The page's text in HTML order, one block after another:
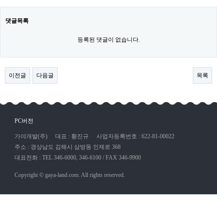
댓글목록
등록된 댓글이 없습니다.
이전글 다음글 목록
PC버전
가야개발(주) 대표 : 황진규
사업자등록번호 : 622-81-00022
주소 : 경상남도 김해시 삼방동 인제로 368
대표전화 : TEL 346-6000, 346-6100 / FAX 346-9900
Copyright © gaya-land.com. All rights reserved.